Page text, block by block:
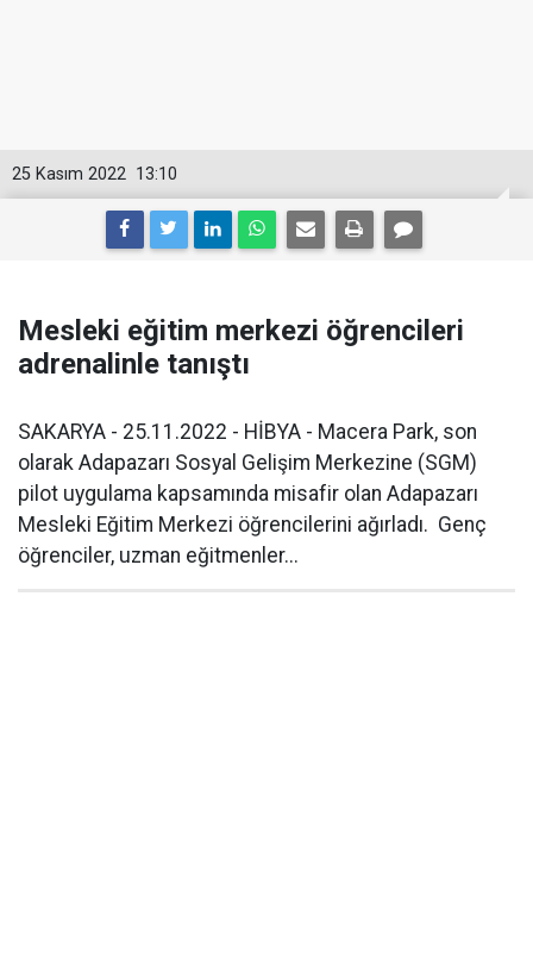
13:10
25 Kasım 2022
Mesleki eğitim merkezi öğrencileri
adrenalinle tanıştı
SAKARYA - 25.11.2022 - HİBYA - Macera Park, son
olarak Adapazarı Sosyal Gelişim Merkezine (SGM)
pilot uygulama kapsamında misafir olan Adapazarı
Mesleki Eğitim Merkezi öğrencilerini ağırladı. Genç
öğrenciler, uzman eğitmenler...